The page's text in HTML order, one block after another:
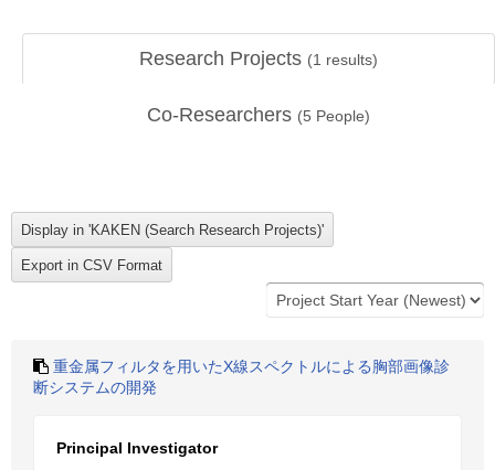
Research Projects (1 results)
Co-Researchers (5 People)
重金属フィルタを用いたX線スペクトルによる胸部画像診
断システムの開発
Principal Investigator